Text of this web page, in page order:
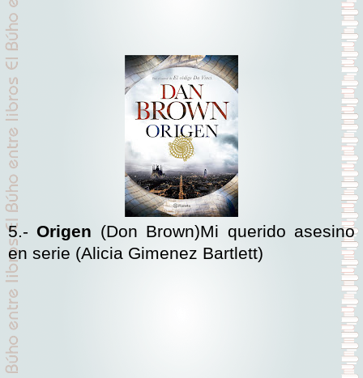
5.-Origen (Don Brown)Mi querido asesino
en serie (Alicia Gimenez Bartlett)